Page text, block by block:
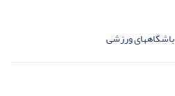
باشگاههای ورزشی